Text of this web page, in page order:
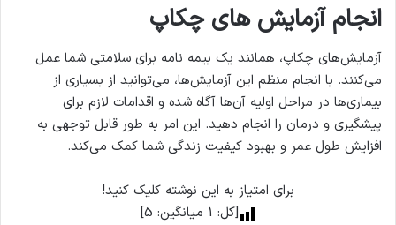
انجام آزمایش های چکاپ
آزمایش‌های چکاپ، همانند یک بیمه نامه برای سلامتی شما عمل
می‌کنند. با انجام منظم این آزمایش‌ها، می‌توانید از بسیاری از
بیماری‌ها در مراحل اولیه آن‌ها آگاه شده و اقدامات لازم برای
پیشگیری و درمان را انجام دهید. این امر به طور قابل توجهی به
افزایش طول عمر و بهبود کیفیت زندگی شما کمک می‌کند.
برای امتیاز به این نوشته کلیک کنید!
[کل: 1 میانگین: 5
]